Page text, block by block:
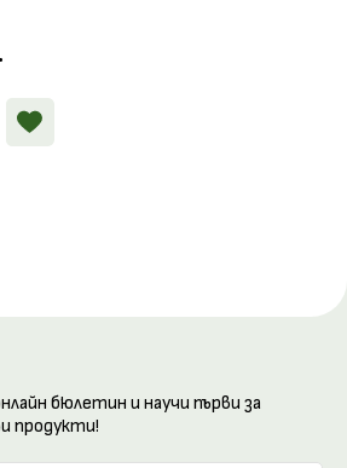
бюлетин и научи първи за
продукти!